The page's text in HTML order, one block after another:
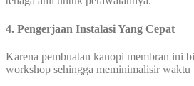
4. Pengerjaan Instalasi Yang Cepat
Karena pembuatan kanopi membran ini
workshop sehingga meminimalisir waktu